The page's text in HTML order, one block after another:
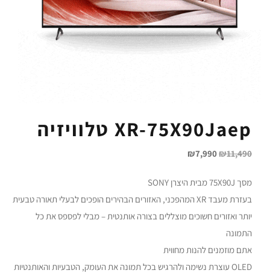
XR-75X90Jaep טלוויזיה
₪11,490
₪7,990
מסך 75X90J מבית היצרן SONY
בעזרת מעבד XR המהפכני, האזורים הבהירים הופכים לבעלי תאורה טבעית
יותר ואזורים חשוכים מוצללים בצורה אותנטית – מבלי לפספס את כל
התמונה
אתם מוזמנים להנות מחווית
OLED עוצרת נשימה ולהרגיש בכל תמונה את העומק, הטבעיות והאותנטיות